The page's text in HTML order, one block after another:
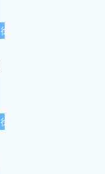
徐先友名师
徐先友名师